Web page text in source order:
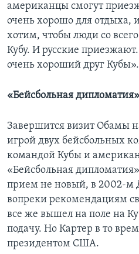
американцы смогут
очень хорошо для
хотим, чтобы люди со
Кубу. И русские
очень хороший друг Кубы».
«Бейсбольная дипломатия»
Завершится визит Обамы
игрой двух бейсбольных
командой Кубы и
«Бейсбольная
прием не новый, в 2002-м
вопреки рекомендациям
все же вышел на поле на
подачу. Но Картер в то
президентом США.